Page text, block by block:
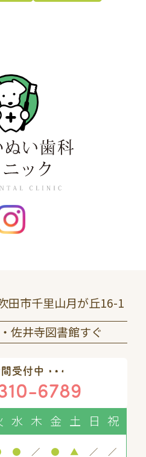
田市千里山月が丘16-1
佐井寺図書館すぐ
受付中
6789
水 木 金 土 日 祝
● ／ ● ▲ ／ ／